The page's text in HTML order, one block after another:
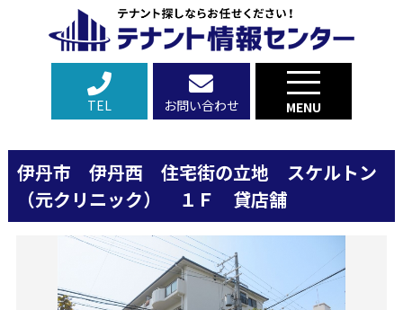
TEL お問い合わせ MENU
伊丹市 伊丹西 住宅街の立地 スケルトン
（元クリニック） １Ｆ 貸店舗